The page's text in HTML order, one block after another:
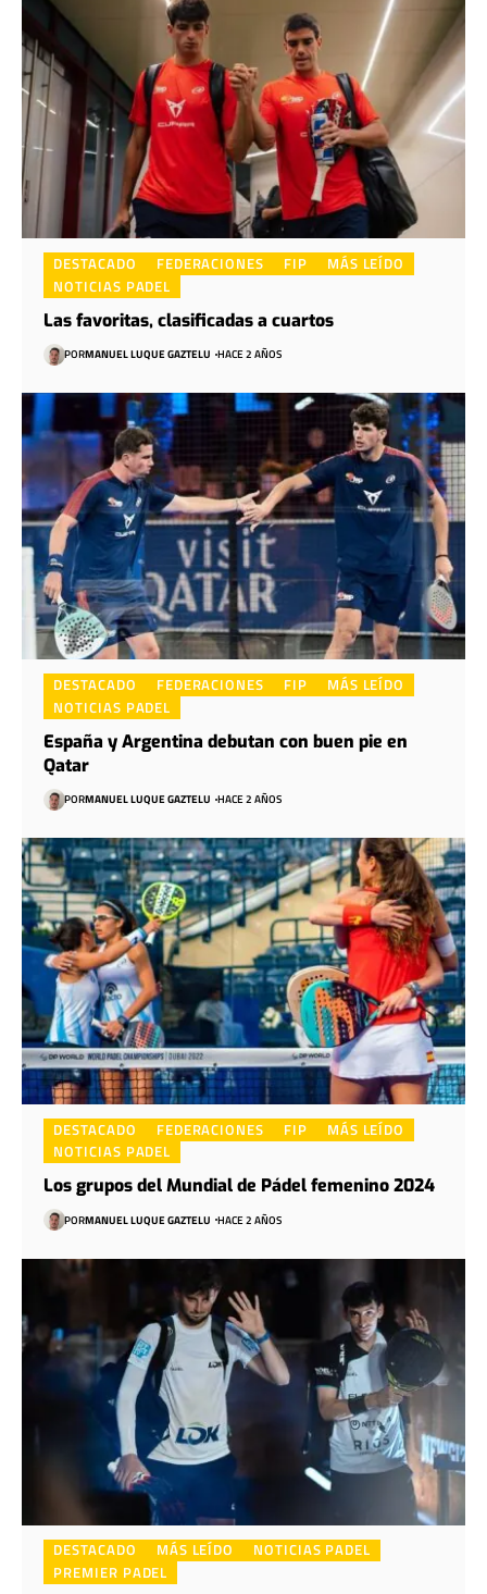
DESTACADO FEDERACIONES FIP
MÁS LEÍDO
NOTICIAS PADEL
Las favoritas, clasificadas a cuartos
PORMANUEL LUQUE GAZTELU HACE 2 AÑOS
DESTACADO FEDERACIONES FIP
MÁS LEÍDO
NOTICIAS PADEL
España y Argentina debutan con buen pie en
Qatar
PORMANUEL LUQUE GAZTELU HACE 2 AÑOS
DESTACADO FEDERACIONES FIP
MÁS LEÍDO
NOTICIAS PADEL
Los grupos del Mundial de Pádel femenino 2024
PORMANUEL LUQUE GAZTELU HACE 2 AÑOS
DESTACADO MÁS LEÍDO
NOTICIAS PADEL
PREMIER PADEL